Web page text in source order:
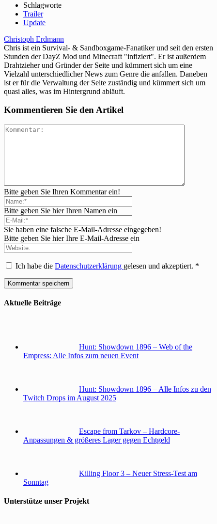
Schlagworte
Trailer
Update
Christoph Erdmann
Chris ist ein Survival- & Sandboxgame-Fanatiker und seit den ersten
Stunden der DayZ Mod und Minecraft "infiziert". Er ist außerdem
Drahtzieher und Gründer der Seite und kümmert sich um eine
Vielzahl unterschiedlicher News zum Genre die anfallen. Daneben
ist er für die Verwaltung der Seite zuständig und kümmert sich um
quasi alles, was im Hintergrund abläuft.
Kommentieren Sie den Artikel
Bitte geben Sie Ihren Kommentar ein!
Bitte geben Sie hier Ihren Namen ein
Sie haben eine falsche E-Mail-Adresse eingegeben!
Bitte geben Sie hier Ihre E-Mail-Adresse ein
Ich habe die Datenschutzerklärung gelesen und akzeptiert. *
Aktuelle Beiträge
Hunt: Showdown 1896 – Web of the
Empress: Alle Infos zum neuen Event
Hunt: Showdown 1896 – Alle Infos zu den
Twitch Drops im August 2025
Escape from Tarkov – Hardcore-
Anpassungen & größeres Lager gegen Echtgeld
Killing Floor 3 – Neuer Stress-Test am
Sonntag
Unterstütze unser Projekt